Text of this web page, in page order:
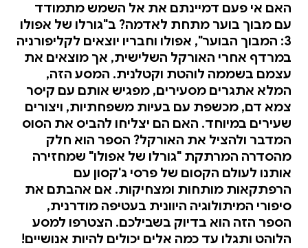
האם אי פעם דמיינתם את אל השמש מתמודד
עם מבוך בוער מתחת לאדמה? ב"גורלו של אפולו
3: המבוך הבוער", אפולו וחבריו יוצאים לקליפורניה
במרדף אחרי האורקל השלישית, אך מוצאים את
עצמם בשממה לוהטת וקטלנית. המסע הזה,
המלא אתגרים מסעירים, מפגיש אותם עם קיסר
צמא דם, מכשפת עם בעיות משפחתיות, ויצורים
שעירים במיוחד. האם הם יצליחו להביס את הסוס
המדבר ולהציל את האורקל? הספר הוא חלק
מהסדרה המרתקת "גורלו של אפולו" שמחזירה
אותנו לעולם הקסום של פרסי ג'קסון עם
הרפתקאות מותחות ומצחיקות. אם אהבתם את
סיפורי המיתולוגיה היוונית בעטיפה מודרנית,
הספר הזה הוא בדיוק בשבילכם. הצטרפו למסע
הלוהט ותגלו עד כמה אלים יכולים להיות אנושיים!